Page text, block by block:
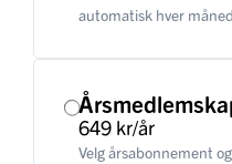
automatisk hver
649 kr/år
Velg årsabonnement